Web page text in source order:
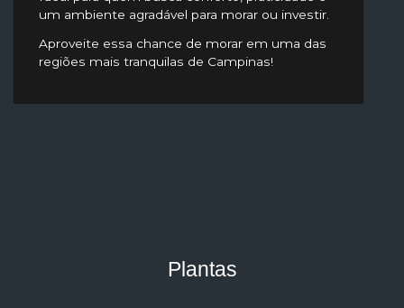
um ambiente agradável para morar ou investir.
Aproveite essa chance de morar em uma das
regiões mais tranquilas de Campinas!
Plantas